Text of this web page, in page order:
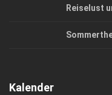
Reiselust
Kalender